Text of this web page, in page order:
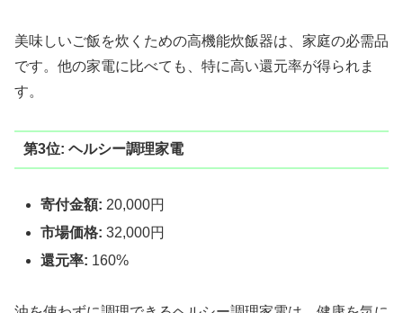
美味しいご飯を炊くための高機能炊飯器は、家庭の必需品
です。他の家電に比べても、特に高い還元率が得られま
す。
第3位: ヘルシー調理家電
寄付金額: 20,000円
市場価格: 32,000円
還元率: 160%